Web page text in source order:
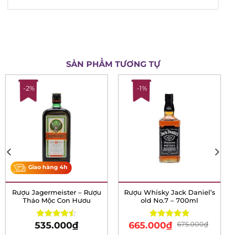
SẢN PHẨM TƯƠNG TỰ
-2%
Giao hàng 4h
Rượu Jagermeister –
Rượu Thảo Mộc Con Hươu
Rated
535.000₫
-1%
Rượu Whisky Jack
Daniel’s old No.7 – 700ml
Rated4.83
675.000₫
665.000₫